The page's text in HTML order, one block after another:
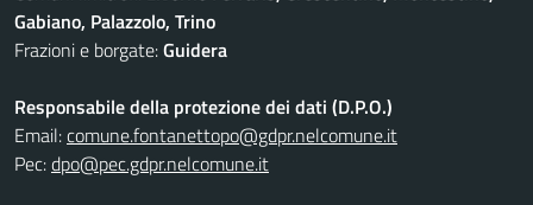
Gabiano, Palazzolo, Trino
Frazioni e borgate:Guidera
Responsabile della protezione dei dati (D.P.O.)
Email:comune.fontanettopo@gdpr.nelcomune.it
Pec:dpo@pec.gdpr.nelcomune.it